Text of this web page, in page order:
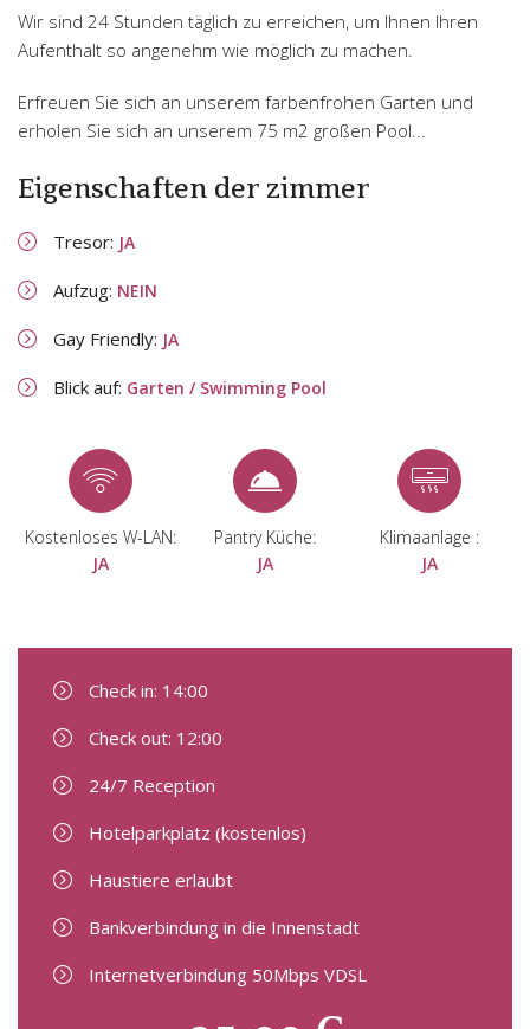
Wir sind 24 Stunden täglich zu erreichen, um Ihnen Ihren
Aufenthalt so angenehm wie möglich zu machen.
Erfreuen Sie sich an unserem farbenfrohen Garten und
erholen Sie sich an unserem 75 m2 großen Pool...
Eigenschaften der zimmer
Tresor: JA
Aufzug: NEIN
Gay Friendly: JA
Blick auf: Garten / Swimming Pool
Kostenloses W-LAN:
JA
Pantry Küche:
JA
Klimaanlage :
JA
Check in: 14:00
Check out: 12:00
24/7 Reception
Hotelparkplatz (kostenlos)
Haustiere erlaubt
Bankverbindung in die Innenstadt
Internetverbindung 50Mbps VDSL